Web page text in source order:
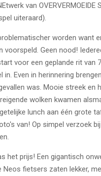
van OVERVERMOEIDE
uiteraard).
worden want
voorspeld. Geen nood!
voor een geplande rit van
in. Even in herinnering
was. Mooie streek en
wolken kwamen
lunch aan één grote
van! Op simpel verzoek
het prijs! Een gigantisch
Neos fietsers zaten lekker,